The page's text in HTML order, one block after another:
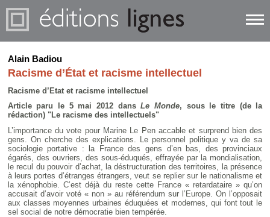
Alain Badiou
Racisme d’État et racisme intellectuel
Racisme d’Etat et racisme intellectuel
Article paru le 5 mai 2012 dansLe Monde, sous le titre (de la
rédaction) "Le racisme des intellectuels"
L’importance du vote pour Marine Le Pen accable et surprend bien des
gens. On cherche des explications. Le personnel politique y va de sa
sociologie portative : la France des gens d’en bas, des provinciaux
égarés, des ouvriers, des sous-éduqués, effrayée par la mondialisation,
le recul du pouvoir d’achat, la déstructuration des territoires, la présence
à leurs portes d’étranges étrangers, veut se replier sur le nationalisme et
la xénophobie. C’est déjà du reste cette France « retardataire » qu’on
accusait d’avoir voté « non » au référendum sur l’Europe. On l’opposait
aux classes moyennes urbaines éduquées et modernes, qui font tout le
sel social de notre démocratie bien tempérée.